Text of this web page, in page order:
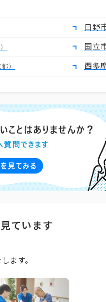
日野
国立
都） 西多
ています
ます。